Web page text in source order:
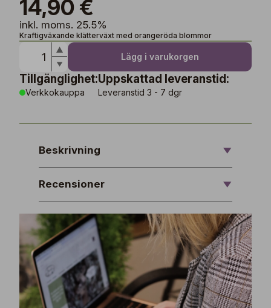
14,90 €
inkl. moms. 25.5%
Kraftigväxande klätterväxt med orangeröda blommor
Lägg i varukorgen
Tillgänglighet:
Verkkokauppa
Uppskattad leveranstid:
Leveranstid 3 - 7 dgr
Beskrivning
Recensioner